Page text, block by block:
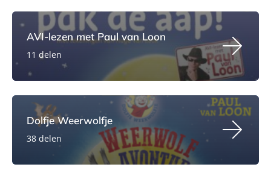
AVI-lezen met Paul van Loon
11 delen
Dolfje Weerwolfje
38 delen